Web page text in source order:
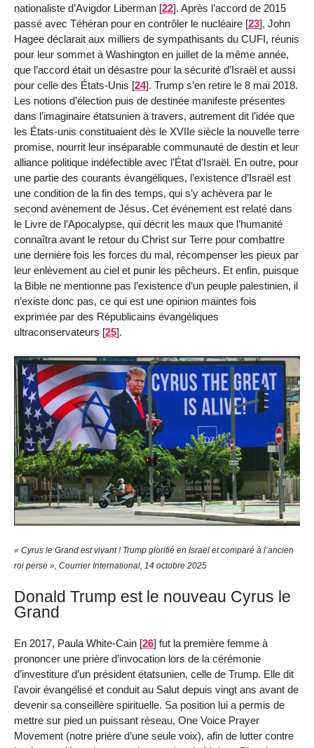
nationaliste d’Avigdor Liberman [22]. Après l’accord de 2015
passé avec Téhéran pour en contrôler le nucléaire [23], John
Hagee déclarait aux milliers de sympathisants du CUFI, réunis
pour leur sommet à Washington en juillet de la même année,
que l’accord était un désastre pour la sécurité d’Israël et aussi
pour celle des États-Unis [24]. Trump s’en retire le 8 mai 2018.
Les notions d’élection puis de destinée manifeste présentes
dans l’imaginaire étatsunien à travers, autrement dit l’idée que
les États-unis constituaient dès le XVIIe siècle la nouvelle terre
promise, nourrit leur inséparable communauté de destin et leur
alliance politique indéfectible avec l’État d’Israël. En outre, pour
une partie des courants évangéliques, l’existence d’Israël est
une condition de la fin des temps, qui s’y achèvera par le
second avènement de Jésus. Cet événement est relaté dans
le Livre de l’Apocalypse, qui décrit les maux que l’humanité
connaîtra avant le retour du Christ sur Terre pour combattre
une dernière fois les forces du mal, récompenser les pieux par
leur enlèvement au ciel et punir les pêcheurs. Et enfin, puisque
la Bible ne mentionne pas l’existence d’un peuple palestinien, il
n’existe donc pas, ce qui est une opinion maintes fois
exprimée par des Républicains évangéliques
ultraconservateurs [25].
« Cyrus le Grand est vivant ! Trump glorifié en Israël et comparé à l’ancien
roi perse », Courrier International, 14 octobre 2025
Donald Trump est le nouveau Cyrus le
Grand
En 2017, Paula White-Cain [26] fut la première femme à
prononcer une prière d’invocation lors de la cérémonie
d’investiture d’un président étatsunien, celle de Trump. Elle dit
l’avoir évangélisé et conduit au Salut depuis vingt ans avant de
devenir sa conseillère spirituelle. Sa position lui a permis de
mettre sur pied un puissant réseau, One Voice Prayer
Movement (notre prière d’une seule voix), afin de lutter contre